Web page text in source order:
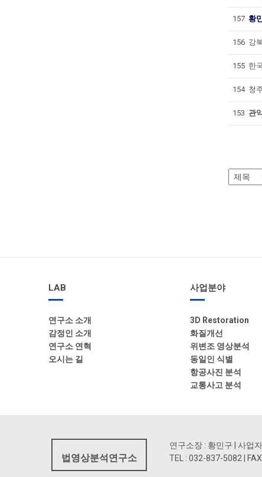
157 황
156 강
155 한
154 청
153 관
LAB
연구소 소개
감정인 소개
연구소 연혁
오시는 길
사업분야
3D Restoration
화질개선
위변조 영상분석
동일인 식별
항공사진 분석
교통사고 분석
법영상분석연구소
연구소장 : 황민구 | 사업
TEL : 032-837-5082 |